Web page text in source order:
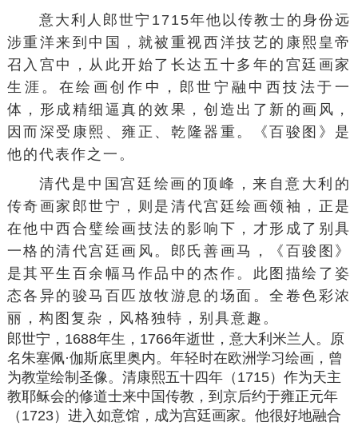
意大利人郎世宁1715年他以传教士的身份远
涉重洋来到中国，就被重视西洋技艺的康熙皇帝
召入宫中，从此开始了长达五十多年的宫廷画家
生涯。在绘画创作中，郎世宁融中西技法于一
体，形成精细逼真的效果，创造出了新的画风，
因而深受康熙、雍正、 乾隆器重。《百骏图 》是
他的代表作之一。
清代是中国宫廷绘画 的顶峰，来自意大利 的
传奇画家郎世宁，则是 清代宫廷绘画领袖，正是
在他中西合璧绘画技法的影响下，才形成了别具
一格的清代宫廷画风。郎氏善画马，《百骏图》
是其平生百余幅马作品中的杰作。此图描绘了姿
态各异的骏马百匹放牧游息的场面。全卷色彩浓
丽，构图复杂，风格独特，别具意趣。
郎世宁，1688年生，1766年逝世，意大利 米兰 人。原
名朱塞佩·伽斯底里奥内。年轻时在欧洲学习绘画，曾
为教堂绘制圣像。清康熙五十四年（1715）作为天主
教耶稣会的修道士来中国传教，到京后约于雍正元年
（1723）进入如意馆 ，成为宫廷画家。他很好地融合